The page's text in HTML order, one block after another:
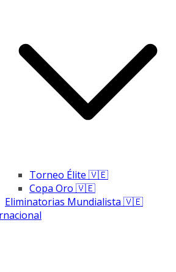
Torneo Élite 🇻🇪
Copa Oro 🇻🇪
Eliminatorias Mundialista 🇻🇪